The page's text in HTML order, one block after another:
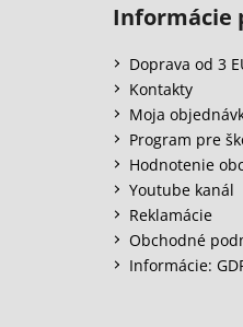
Informácie
Doprava od 3
Kontakty
Moja
Program pre
Hodnotenie
Youtube kanál
Reklamácie
Obchodné
Informácie: